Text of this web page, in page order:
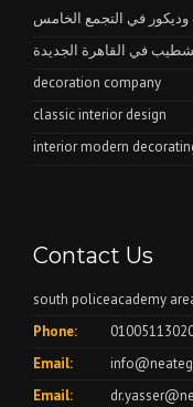
في التجمع الخامس
في القاهرة الجديدة
decoration company
classic interior design
interior modern
Contact Us
south policeacademy
Phone:
Email:
Email: